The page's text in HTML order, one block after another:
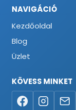
NAVIGÁCIÓ
Kezdőoldal
Blog
Üzlet
KÖVESS MINKET